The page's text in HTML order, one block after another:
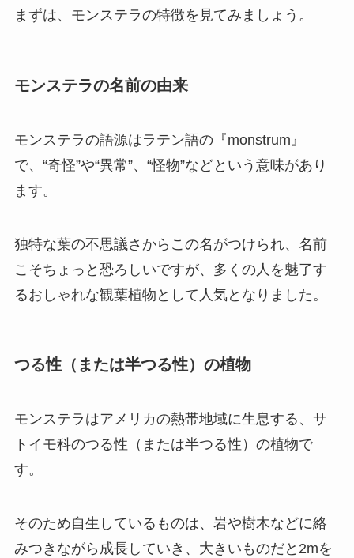
まずは、モンステラの特徴を見てみましょう。
モンステラの名前の由来
モンステラの語源はラテン語の『monstrum』
で、 “奇怪”や“異常”、“怪物”などという意味があり
ます。
独特な葉の不思議さからこの名がつけられ、名前
こそちょっと恐ろしいですが、多くの人を魅了す
るおしゃれな観葉植物として人気となりました。
つる性（または半つる性）の植物
モンステラはアメリカの熱帯地域に生息する、サ
トイモ科のつる性（または半つる性）の植物で
す。
そのため自生しているものは、岩や樹木などに絡
みつきながら成長していき、 大きいものだと2mを